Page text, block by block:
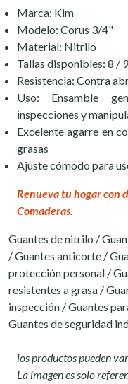
Marca: Kim
Modelo: Corus 3/4"
Material: Nitrilo
Tallas disponibles: 8 / 9
Resistencia: Contra
Uso: Ensamble
inspecciones y
Excelente agarre en
grasas
Ajuste cómodo para
Renueva tu hogar con
Comaderas.
Guantes de nitrilo /
/ Guantes anticorte /
protección personal /
resistentes a grasa /
inspección / Guantes
Guantes de seguridad
los productos pueden
La imagen es solo